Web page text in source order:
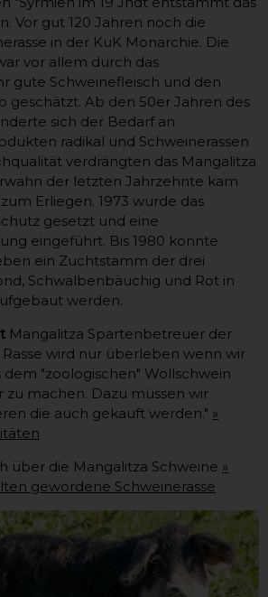
Vor gut 120 Jahren noch die
in der KuK Monarchie. Die
vor allem durch das
gute Schweinefleisch und den
geschätzt. Ab den 50er Jahren des
sich der Bedarf an
radikal und Schweinerassen
verdrängten das Mangalitza
der letzten Jahrzehnte kam
Erliegen. 1973 wurde das
gesetzt und eine
eingeführt. Bis 1980 konnte
ein Zuchtstamm der drei
Schwalbenbäuchig und Rot in
werden.
Mangalitza Spartenbetreuer der
Rasse wird nur überleben wenn wir
dem "zoologischen" Wollschwein
machen. Dazu müssen wir
die auch gekauft werden." »
über die Mangalitza Schweine »
gewordene Schweinerasse